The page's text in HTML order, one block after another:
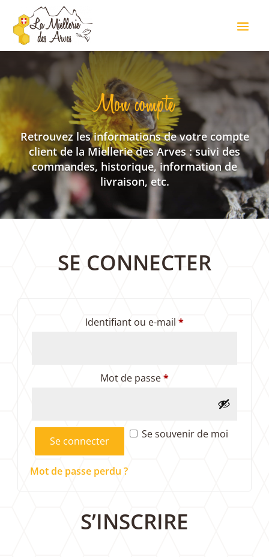
Mon compte
Retrouvez les informations de votre compte
client de la Miellerie des Arves : suivi des
commandes, historique, information de
livraison, etc.
SE CONNECTER
Identifiant ou e-mail *Obligatoire
Mot de passe*Obligatoire
Se souvenir de moi
Se connecter
Mot de passe perdu ?
S’INSCRIRE